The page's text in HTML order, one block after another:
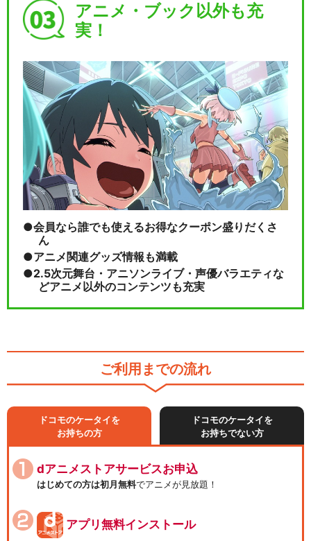
アニメ・ブック以外も充
実！
会員なら誰でも使えるお得なクーポン盛りだくさ
ん
アニメ関連グッズ情報も満載
2.5次元舞台・アニソンライブ・声優バラエティな
どアニメ以外のコンテンツも充実
ご利用までの流れ
ドコモのケータイを
お持ちの方
ドコモのケータイを
お持ちでない方
dアニメストアサービスお申込
はじめての方は初月無料でアニメが見放題！
アプリ無料インストール